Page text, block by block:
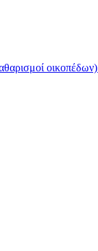
οικοπέδων)